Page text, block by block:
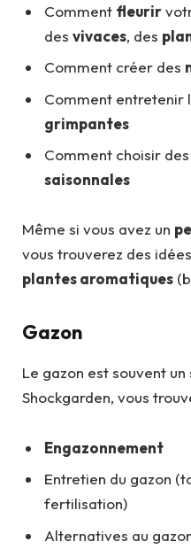
Comment fleurir
des vivaces, des
Comment créer des
Comment entretenir
grimpantes
Comment choisir
saisonnales
Même si vous avez un
vous trouverez des
plantes aromatiques
Gazon
Le gazon est souvent
Shockgarden, vous
Engazonnement
Entretien du gazon
fertilisation)
Alternatives au